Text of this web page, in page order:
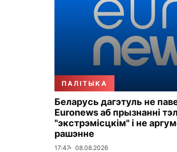
ПАЛІТЫКА
Беларусь дагэтуль не
Euronews аб прызнанні
"экстрэмісцкім" і не
рашэнне
17:47 08.08.2026